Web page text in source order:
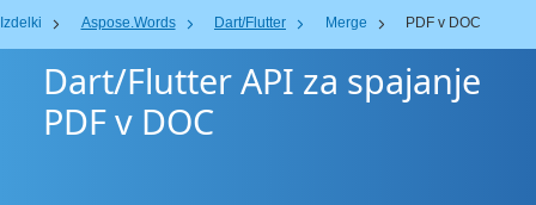
Izdelki Aspose.Words Dart/Flutter Merge PDF v DOC
Dart/Flutter API za spajanje
PDF v DOC